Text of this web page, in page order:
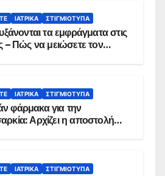
ΙΑΤΡΙΚΆ ΣΤΙΓΜΙΌΤΥΠΑ
τα εμφράγματα στις
– Πώς να μειώσετε τον
ΙΑΤΡΙΚΆ ΣΤΙΓΜΙΌΤΥΠΑ
φάρμακα για την
Αρχίζει η αποστολή
ΙΑΤΡΙΚΆ ΣΤΙΓΜΙΌΤΥΠΑ